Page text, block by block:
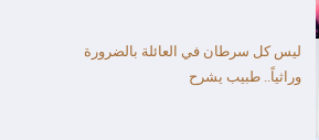
ليس كل سرطان في العائلة بالضرورة
وراثياً.. طبيب يشرح